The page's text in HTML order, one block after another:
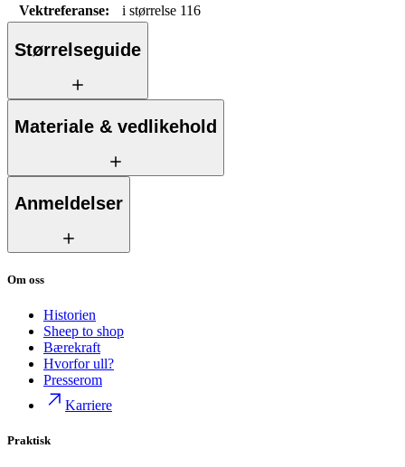
Vektreferanse: i størrelse 116
Størrelseguide
Materiale & vedlikehold
Anmeldelser
Om oss
Historien
Sheep to shop
Bærekraft
Hvorfor ull?
Presserom
Karriere
Praktisk